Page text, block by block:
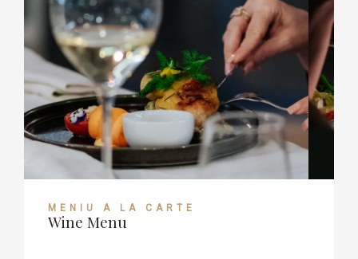
MENIU À LA CARTE
Wine Menu